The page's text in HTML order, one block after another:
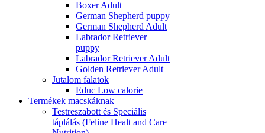
Boxer Adult
German Shepherd puppy
German Shepherd Adult
Labrador Retriever
puppy
Labrador Retriever Adult
Golden Retriever Adult
Jutalom falatok
Educ Low calorie
Termékek macskáknak
Testreszabott és Speciális
táplálás (Feline Healt and Care